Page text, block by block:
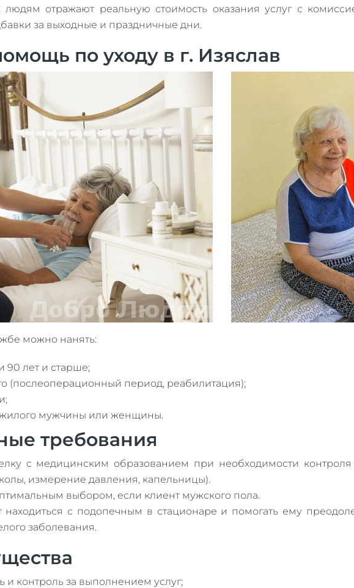
отражают реальную стоимость оказания услуг с
за выходные и праздничные дни.
по уходу в г. Изяслав
можно нанять:
90 лет и старше;
(послеоперационный период, реабилитация);
мужчины или женщины.
требования
с медицинским образованием при необходимости
измерение давления, капельницы).
выбором, если клиент мужского пола.
с подопечным в стационаре и помогать ему
заболевания.
и контроль за выполнением услуг;